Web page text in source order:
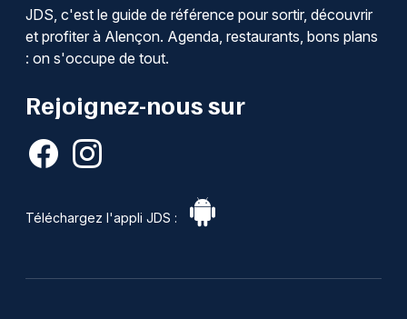
JDS, c'est le guide de référence pour sortir, découvrir
et profiter à Alençon. Agenda, restaurants, bons plans
: on s'occupe de tout.
Rejoignez-nous sur
Téléchargez l'appli JDS :